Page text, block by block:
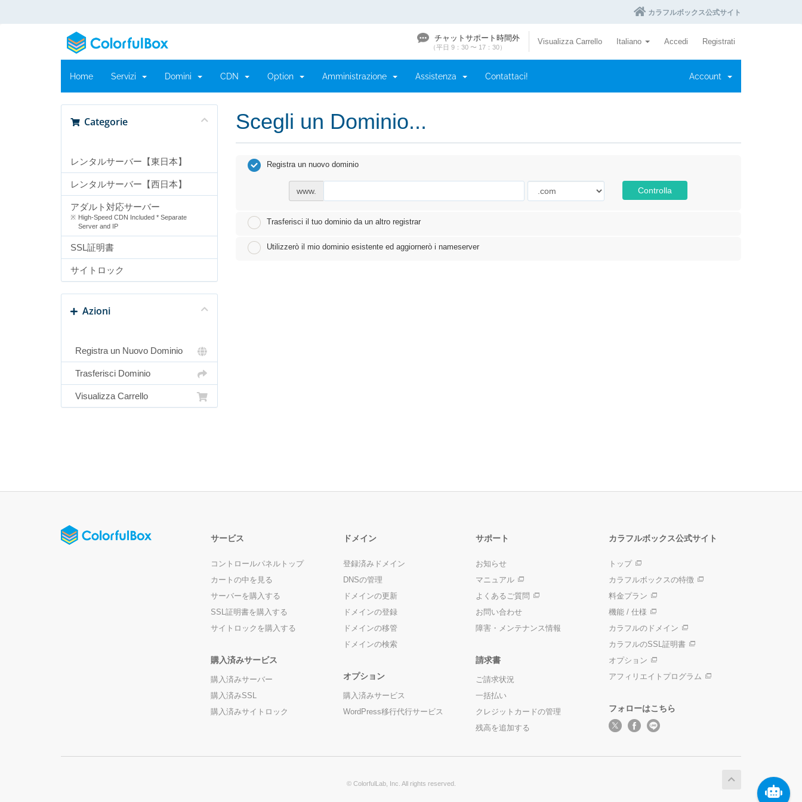
カラフルボックス公式サイト
チャットサポート時間外
（平日 9：30 〜 17：30）
Visualizza Carrello Italiano Accedi Registrati
Home Servizi Domini CDN Option Amministrazione Assistenza Contattaci! Account
Categorie
レンタルサーバー【東日本】
レンタルサーバー【西日本】
アダルト対応サーバー
High-Speed CDN Included * Separate
Server and IP
SSL証明書
サイトロック
Azioni
Registra un Nuovo Dominio
Trasferisci Dominio
Visualizza Carrello
Scegli un Dominio...
Registra un nuovo dominio
www. Controlla
Trasferisci il tuo dominio da un altro registrar
Utilizzerò il mio dominio esistente ed aggiornerò i nameserver
サービス
コントロールパネルトップ
カートの中を見る
サーバーを購入する
SSL証明書を購入する
サイトロックを購入する
購入済みサービス
購入済みサーバー
購入済みSSL
購入済みサイトロック
ドメイン
登録済みドメイン
DNSの管理
ドメインの更新
ドメインの登録
ドメインの移管
ドメインの検索
オプション
購入済みサービス
WordPress移行代行サービス
サポート
お知らせ
マニュアル
よくあるご質問
お問い合わせ
障害・メンテナンス情報
請求書
ご請求状況
一括払い
クレジットカードの管理
残高を追加する
カラフルボックス公式サイト
トップ
カラフルボックスの特徴
料金プラン
機能 / 仕様
カラフルのドメイン
カラフルのSSL証明書
オプション
アフィリエイトプログラム
フォローはこちら
© ColorfulLab, Inc. All rights reserved.